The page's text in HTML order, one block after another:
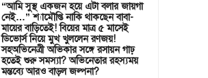
“আমি সুস্থ একজন হয়ে এটা বলার জায়গা
নেই…” শ্যামৌপ্তি নাকি থাকছেন বাবা-
মায়ের বাড়িতেই! বিয়ের মাত্র ৫ মাসেই
ডিভোর্স নিয়ে মুখ খুললেন রণজয়!
সহঅভিনেত্রী অভিকার সঙ্গে রসায়ন গাঢ়
হতেই শুরু সমস্যা? অভিনেতার রহস্যময়
মন্তব্যে আরও বাড়ল জল্পনা?